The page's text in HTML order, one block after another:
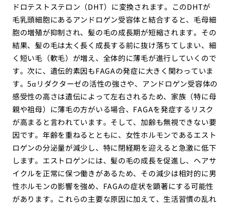
ドロテストステロン（DHT）に変換されます。このDHTが
毛乳頭細胞にあるアンドロゲン受容体と結合すると、毛母細
胞の増殖が抑制され、髪の毛の成長期が短縮されます。その
結果、髪の毛は太く長く成長する前に抜け落ちてしまい、細
く短い毛（軟毛）が増え、全体的に薄毛が進行していくので
す。次に、遺伝的素因もFAGAの発症に大きく関わっていま
す。5αリダクターゼの活性の強さや、アンドロゲン受容体の
感受性の高さは遺伝によって左右されるため、家族（特に母
親や祖母）に薄毛の方がいる場合、FAGAを発症するリスク
が高まると言われています。そして、加齢も無視できない要
因です。年齢を重ねるとともに、女性ホルモンであるエスト
ロゲンの分泌量が減少し、特に閉経期を迎えると急激に低下
します。エストロゲンには、髪の毛の成長を促進し、ヘアサ
イクルを正常に保つ働きがあるため、その減少は相対的に男
性ホルモンの影響を強め、FAGAの症状を顕著にする可能性
があります。これらの主要な原因に加えて、生活習慣の乱れ